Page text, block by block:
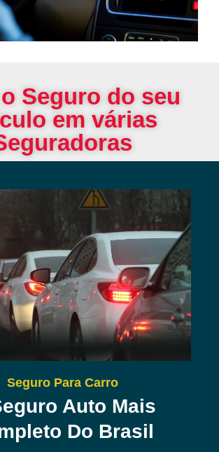
Seguro do seu
em várias
Seguro Para Carro
Auto Mais
Do Brasil